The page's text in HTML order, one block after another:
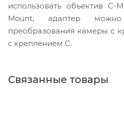
использовать объектив
Mount, адаптер можно
преобразования камеры с
с креплением C.
Связанные товары